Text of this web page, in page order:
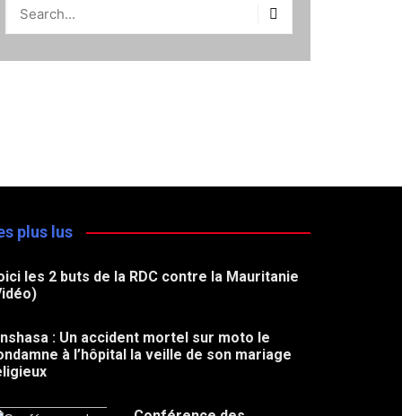
plus lus
les 2 buts de la RDC contre la Mauritanie
: Un accident mortel sur moto le
à l’hôpital la veille de son mariage